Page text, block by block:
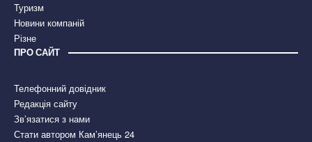
Туризм
Новини компаній
Різне
ПРО САЙТ
Телефонний довідник
Редакція сайту
Зв’язатися з нами
Стати автором Кам’янець 24